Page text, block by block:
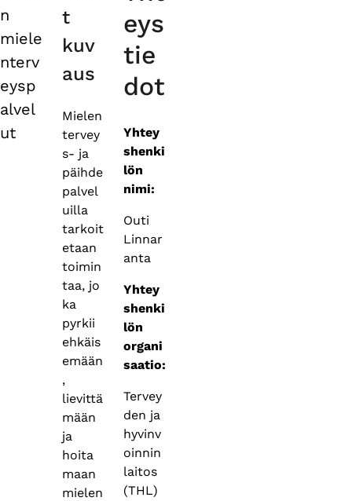
n
miele
nterv
eysp
alvel
ut
t
kuv
aus
Mielen
tervey
s- ja
päihde
palvel
uilla
tarkoit
etaan
toimin
taa, jo
ka
pyrkii
ehkäis
emään
,
lievittä
mään
ja
hoita
maan
mielen
eys
tie
dot
Yhtey
shenki
lön
nimi:
Outi
Linnar
anta
Yhtey
shenki
lön
organi
saatio:
Tervey
den ja
hyvinv
oinnin
laitos
(THL)